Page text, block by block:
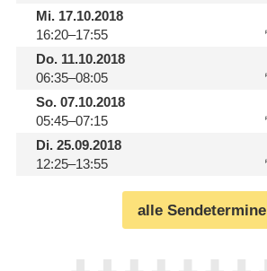
Mi.17.10.2018
16:20–17:55
Do.11.10.2018
06:35–08:05
So.07.10.2018
05:45–07:15
Di.25.09.2018
12:25–13:55
alle Sendetermine